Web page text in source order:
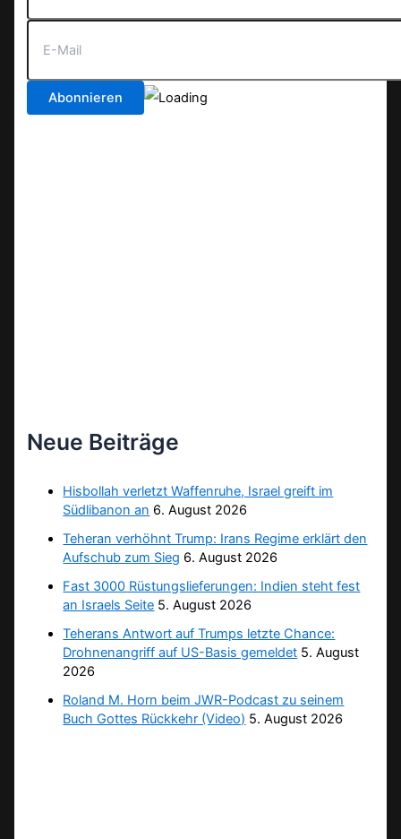
Neue Beiträge
Hisbollah verletzt Waffenruhe, Israel greift im
Südlibanon an 6. August 2026
Teheran verhöhnt Trump: Irans Regime erklärt den
Aufschub zum Sieg 6. August 2026
Fast 3000 Rüstungslieferungen: Indien steht fest
an Israels Seite 5. August 2026
Teherans Antwort auf Trumps letzte Chance:
Drohnenangriff auf US-Basis gemeldet 5. August
2026
Roland M. Horn beim JWR-Podcast zu seinem
Buch Gottes Rückkehr (Video) 5. August 2026